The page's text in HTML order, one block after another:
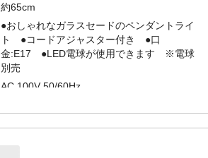
約65cm
●おしゃれなガラスセードのペンダントライ
ト ●コードアジャスター付き ●口
金:E17 ●LED電球が使用できます ※電球
別売
AC 100V 50/60Hz